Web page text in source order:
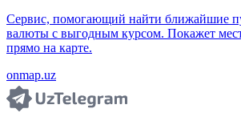
Сервис, помогающий найти ближайшие
валюты с выгодным курсом. Покажет
прямо на карте.
onmap.uz